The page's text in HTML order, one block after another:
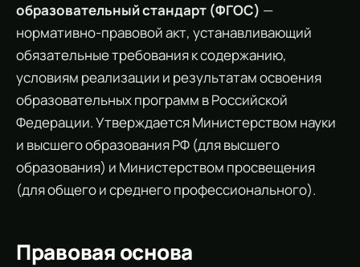
образовательный стандарт (ФГОС) —
нормативно-правовой акт, устанавливающий
обязательные требования к содержанию,
условиям реализации и результатам освоения
образовательных программ в Российской
Федерации. Утверждается Министерством науки
и высшего образования РФ (для высшего
образования) и Министерством просвещения
(для общего и среднего профессионального).
Правовая основа